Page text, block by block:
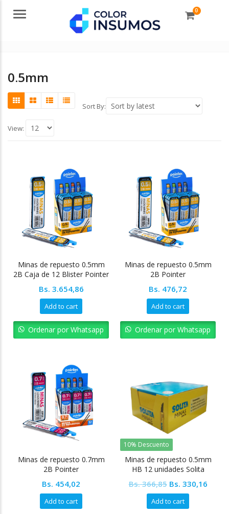
Menu 0
0.5mm
Sort By:
View:
Minas de repuesto 0.5mm
2B Caja de 12 Blister Pointer
Bs. 3.654,86
Add to cart
Ordenar por Whatsapp
Minas de repuesto 0.5mm
2B Pointer
Bs. 476,72
Add to cart
Ordenar por Whatsapp
Minas de repuesto 0.7mm
2B Pointer
Bs. 454,02
Add to cart
10% Descuento
Minas de repuesto 0.5mm
HB 12 unidades Solita
Bs.366,85 Original
price
was:
Bs. 330,16
Add to cart